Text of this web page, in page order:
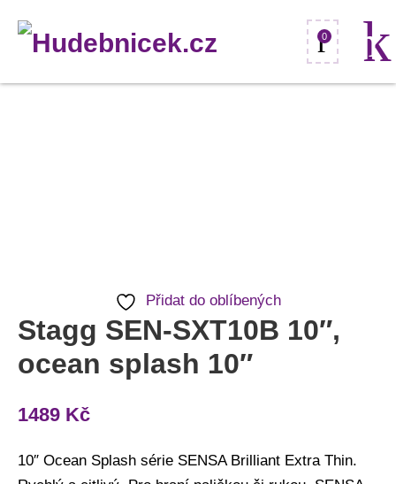
0
Přidat do oblíbených
Stagg SEN-SXT10B 10″,
ocean splash 10″
1489 Kč
10″ Ocean Splash série SENSA Brilliant Extra Thin.